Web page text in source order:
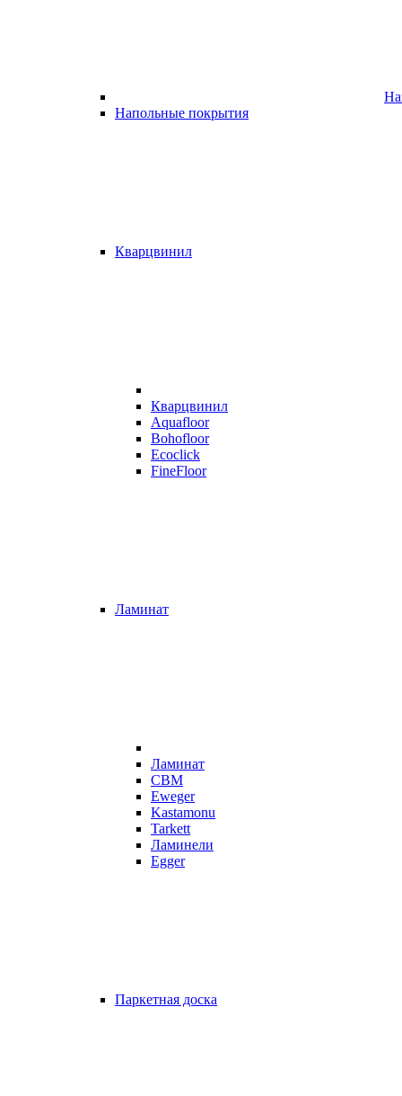
Напольные покрытия
Кварцвинил
Кварцвинил
Aquafloor
Bohofloor
Ecoclick
FineFloor
Ламинат
Ламинат
CBM
Eweger
Kastamonu
Tarkett
Ламинели
Egger
Паркетная доска